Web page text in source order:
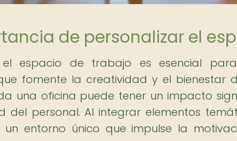
de personalizar el
el espacio de trabajo es esencial
fomente la creatividad y el bienestar
una oficina puede tener un impacto
del personal. Al integrar elementos
un entorno único que impulse la